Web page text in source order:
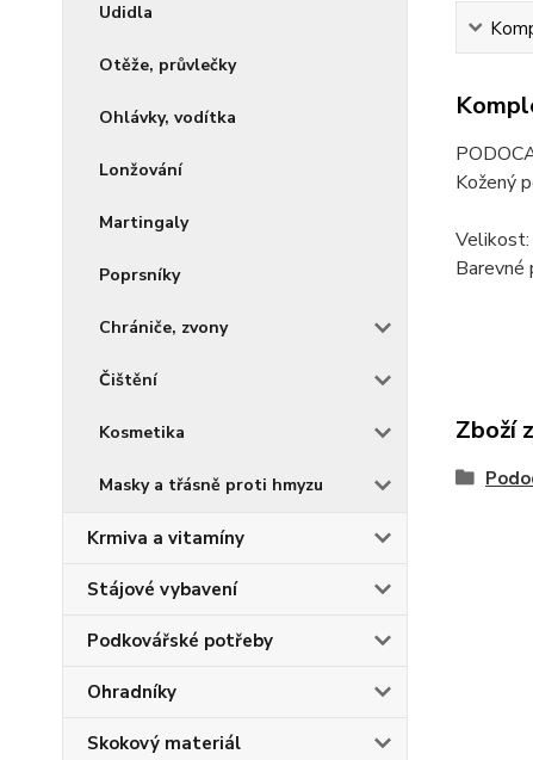
Udidla
Otěže, průvlečky
Ohlávky, vodítka
Lonžování
Martingaly
Poprsníky
Chrániče, zvony
Čištění
Kosmetika
Masky a třásně proti hmyzu
Krmiva a vitamíny
Stájové vybavení
Podkovářské potřeby
Ohradníky
Skokový materiál
Kožený
Velikost:
Barevné
Zboží